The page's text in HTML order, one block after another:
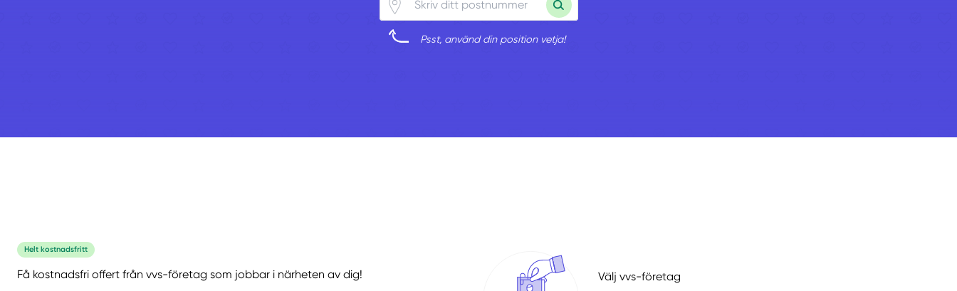
Psst, använd din position vetja!
Helt kostnadsfritt
Få kostnadsfri offert från vvs-företag som jobbar i närheten av dig! Välj vvs-företag